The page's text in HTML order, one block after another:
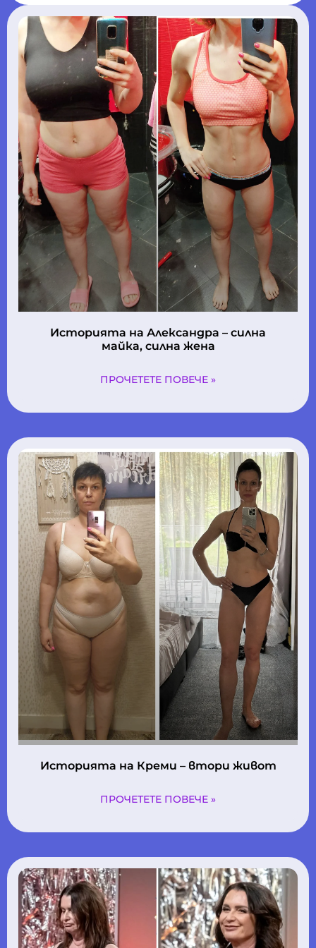
Историята на Александра – силна
майка, силна жена
ПРОЧЕТЕТЕ ПОВЕЧЕ »
Историята на Креми – втори живот
ПРОЧЕТЕТЕ ПОВЕЧЕ »